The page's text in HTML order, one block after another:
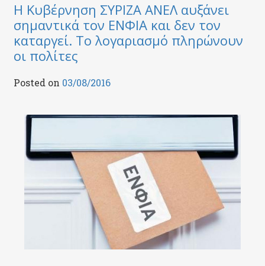
Η Κυβέρνηση ΣΥΡΙΖΑ ΑΝΕΛ αυξάνει
σημαντικά τον ΕΝΦΙΑ και δεν τον
καταργεί. Το λογαριασμό πληρώνουν
οι πολίτες
Posted on 03/08/2016